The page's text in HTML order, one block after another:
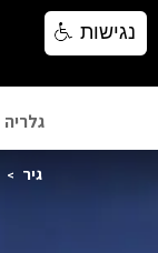
גלריה
גיר
נגישות
נגישות